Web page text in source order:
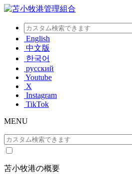
English
中文版
한국어
русский
Youtube
X
Instagram
TikTok
MENU
苫小牧港の概要